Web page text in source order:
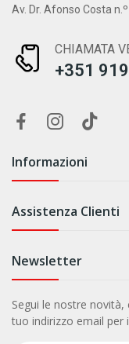
Av. Dr. Afonso Costa
CHIAMATA
+351
Informazioni
Assistenza Clienti
Newsletter
Segui le nostre
tuo indirizzo email per